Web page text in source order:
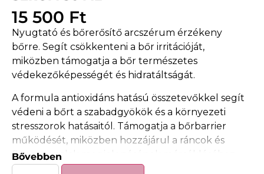
15 500 Ft
Nyugtató és bőrerősítő arcszérum érzékeny
bőrre. Segít csökkenteni a bőr irritációját,
miközben támogatja a bőr természetes
védekezőképességét és hidratáltságát.
A formula antioxidáns hatású összetevőkkel segít
védeni a bőrt a szabadgyökök és a környezeti
stresszorok hatásaitól. Támogatja a bőrbarrier
működését, miközben hozzájárul a ráncok és
finom vonalak megjelenésének mérsékléséhez.
Bővebben